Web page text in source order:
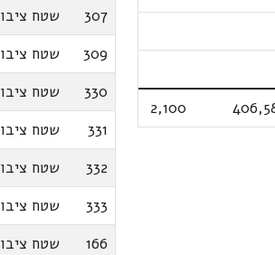
2,100
307
שטח
309
שטח
330
שטח
331
שטח
332
שטח
333
שטח
166
שטח